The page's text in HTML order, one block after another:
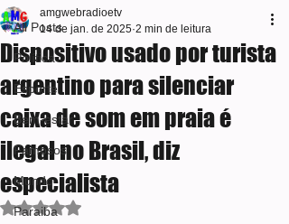
All Posts
Política
Esporte
Bem-estar
Famosos
Mundo
Paraiba
Dispositivo usado por turista
argentino para silenciar
caixa de som em praia é
ilegal no Brasil, diz
especialista
amgwebradioetv
14 de jan. de 2025 2 min de leitura
Avaliado com NaN de 5 estrelas.